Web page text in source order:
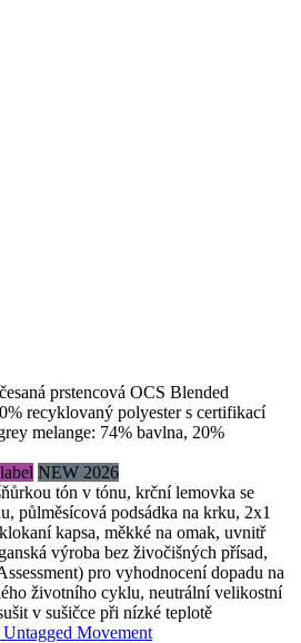
prstencová OCS Blended
recyklovaný polyester s certifikací
melange: 74% bavlna, 20%
NEW 2026
tón v tónu, krční lemovka se
půlměsícová podsádka na krku, 2x1
kapsa, měkké na omak, uvnitř
výroba bez živočišných přísad,
pro vyhodnocení dopadu na
životního cyklu, neutrální velikostní
v sušičce při nízké teplotě
Movement